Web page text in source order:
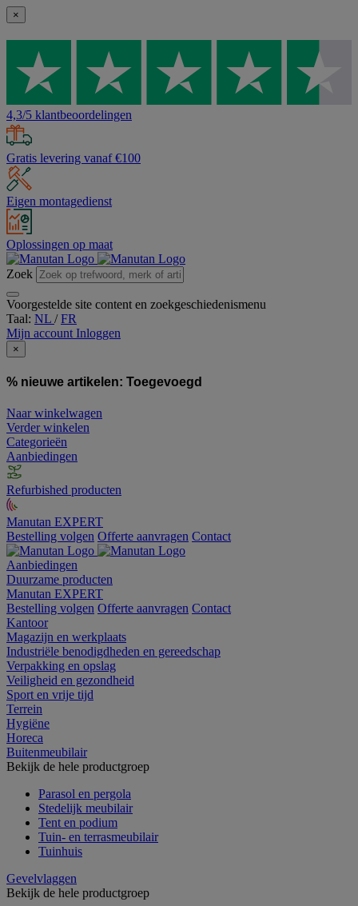
×
4,3/5 klantbeoordelingen
Gratis levering vanaf €100
Eigen montagedienst
Oplossingen op maat
Zoek
Voorgestelde site content en zoekgeschiedenismenu
Taal: NL /FR
Mijn account Inloggen
×
% nieuwe artikelen: Toegevoegd
Naar winkelwagen
Verder winkelen
Categorieën
Aanbiedingen
Refurbished producten
Manutan EXPERT
Bestelling volgen Offerte aanvragen Contact
Aanbiedingen
Duurzame producten
Manutan EXPERT
Bestelling volgen Offerte aanvragen Contact
Kantoor
Magazijn en werkplaats
Industriële benodigdheden en gereedschap
Verpakking en opslag
Veiligheid en gezondheid
Sport en vrije tijd
Terrein
Hygiëne
Horeca
Buitenmeubilair
Bekijk de hele productgroep
Parasol en pergola
Stedelijk meubilair
Tent en podium
Tuin- en terrasmeubilair
Tuinhuis
Gevelvlaggen
Bekijk de hele productgroep